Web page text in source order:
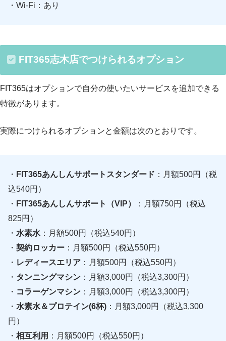
・Wi-Fi：あり
FIT365志木店でつけられるオプション
FIT365はオプションで自分の使いたいサービスを追加できる
特徴があります。
実際につけられるオプションと金額は次のとおりです。
・ FIT365あんしんサポートスタンダード ：月額500円（税
込540円）
・ FIT365あんしんサポート（VIP）
：月額750円（税込
825円）
・ 水素水 ：月額500円（税込540円）
・ 契約ロッカー ：月額500円（税込550円）
・ レディースエリア ：月額500円（税込550円）
・ タンニングマシン ：月額3,000円（税込3,300円）
・ コラーゲンマシン ：月額3,000円（税込3,300円）
・ 水素水＆プロテイン(6杯) ：月額3,000円（税込3,300
円）
・ 相互利用 ：月額500円（税込550円）